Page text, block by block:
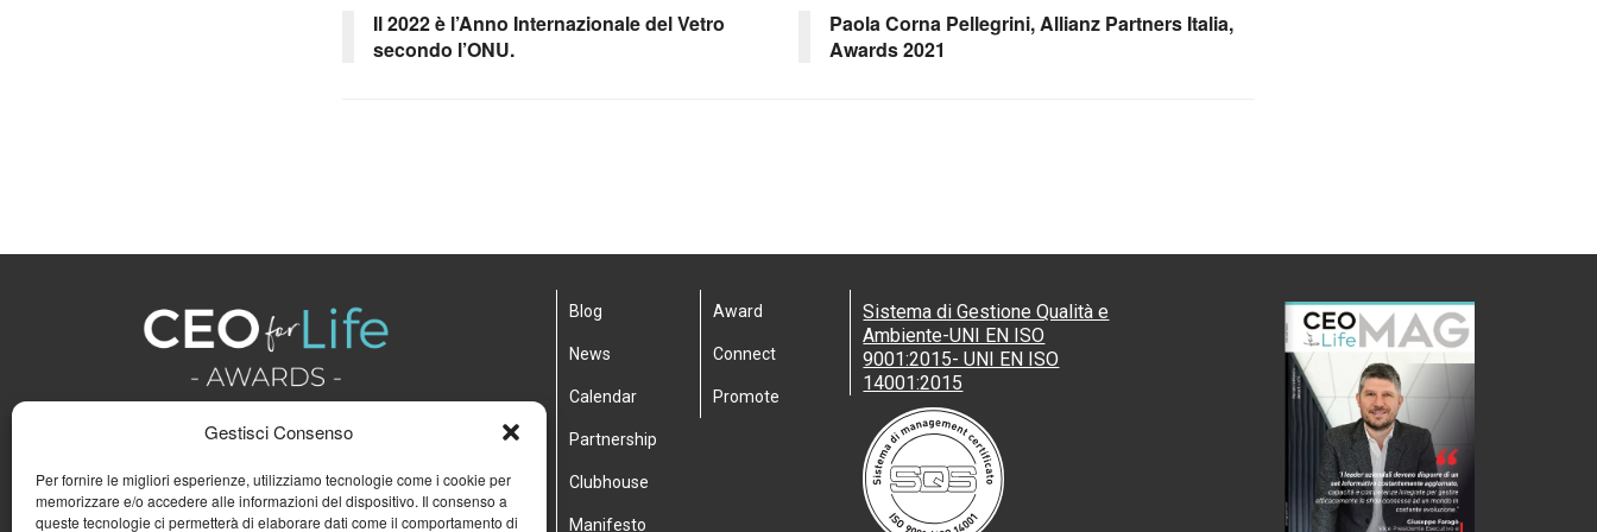
Gestisci Consenso
Per fornire le migliori esperienze, utilizziamo tecnologie come i cookie per
memorizzare e/o accedere alle informazioni del dispositivo. Il consenso a
queste tecnologie ci permetterà di elaborare dati come il comportamento di
Il 2022 è l’Anno Internazionale del Vetro
secondo l’ONU.
Paola Corna Pellegrini, Allianz Partners Italia,
Awards 2021
Blog
News
Calendar
Partnership
Clubhouse
Manifesto
Award
Connect
Promote
Sistema di Gestione Qualità e
Ambiente-UNI EN ISO
9001:2015- UNI EN ISO
14001:2015